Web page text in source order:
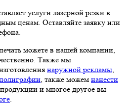
услуги лазерной резки в
ценам. Оставляйте заявку или
можете в нашей компании,
Также мы
наружной рекламы,
, также можем нанести
и многое другое вы
.